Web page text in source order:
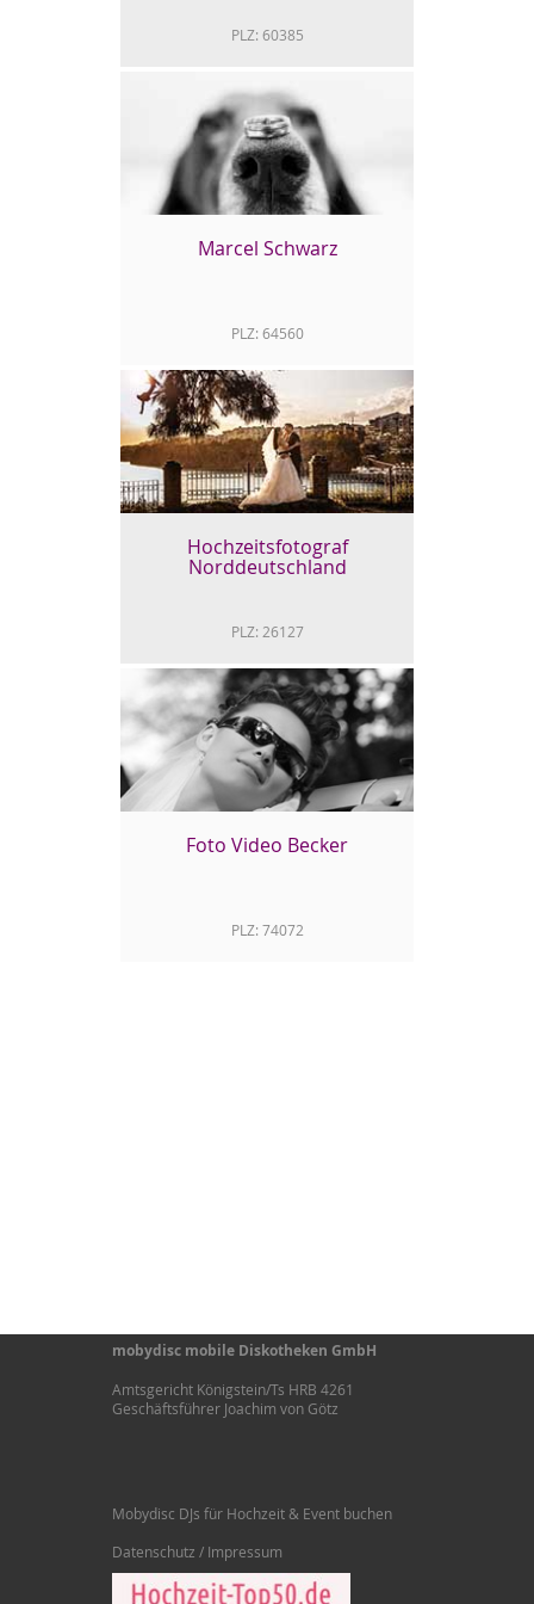
PLZ: 60385
fotoloft Maciej Rusinek
Maciej Rusinek ist ein hervorragender
Portrait-Fotograf aus Frankfurt. Auch
unsere DJs standen schon vor seiner Linse.
http://www.fotoloft-maciejrusinek.de/
Marcel Schwarz
PLZ: 64560
Marcel Schwarz
Als Hochzeitsfotograf bietet Marcel
Schwarz Ihnen seine Dienste im Raum
Riedstadt, Groß-Gerau, Darmstadt, Rhein-
Main-Gebiet, Hessen und Deutschlandweit
an
http://www.marcel-schwarz.com/
Hochzeitsfotograf
Norddeutschland
PLZ: 26127
Hochzeitsfotograf
Norddeutschland
Thomas Weber aus Oldenburg fotografiert
Ihre Hochzeit mit natürlichen, ungestellten
Fotos und großartigen Hochzeitsportraits
digital auf DVD und in handgefertigten
http://www.hochzeitsfotograf-
Foto Video Becker
PLZ: 74072
mobydisc mobile Diskotheken GmbH
Amtsgericht Königstein/Ts HRB 4261
Geschäftsführer Joachim von Götz
Mobydisc DJs für Hochzeit & Event buchen
Datenschutz / Impressum